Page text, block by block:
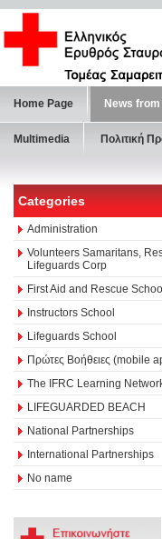
Home Page News
Multimedia Πολιτική
Categories
Administration
Volunteers Samaritans,
Lifeguards Corp
First Aid and Rescue
Instructors School
Lifeguards School
Πρώτες Βοήθειες (mobile
The IFRC Learning
LIFEGUARDED BEACH
National Partnerships
International Partnerships
No name